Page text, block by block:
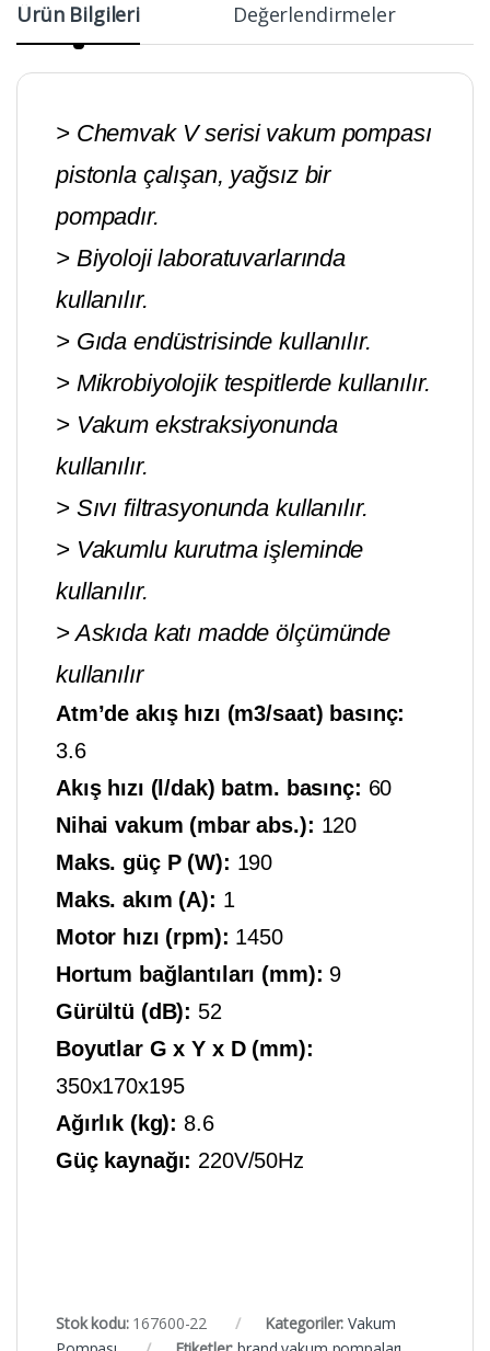
Ürün Bilgileri Değerlendirmeler
> Chemvak V serisi vakum pompası
pistonla çalışan, yağsız bir
pompadır.
> Biyoloji laboratuvarlarında
kullanılır.
> Gıda endüstrisinde kullanılır.
> Mikrobiyolojik tespitlerde kullanılır.
> Vakum ekstraksiyonunda
kullanılır.
> Sıvı filtrasyonunda kullanılır.
> Vakumlu kurutma işleminde
kullanılır.
> Askıda katı madde ölçümünde
kullanılır
Atm’de akış hızı (m3/saat) basınç:
3.6
Akış hızı (l/dak) batm. basınç: 60
Nihai vakum (mbar abs.): 120
Maks. güç P (W): 190
Maks. akım (A): 1
Motor hızı (rpm): 1450
Hortum bağlantıları (mm): 9
Gürültü (dB): 52
Boyutlar G x Y x D (mm):
350x170x195
Ağırlık (kg): 8.6
Güç kaynağı: 220V/50Hz
Stok kodu: 167600-22 Kategoriler:Vakum